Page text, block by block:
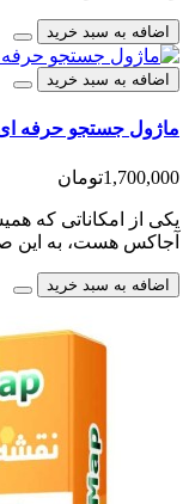
اضافه به سبد خرید
اضافه به سبد خرید
ماژول جستجو حرفه
1,700,000تومان
یکی از امکاناتی که
آجاکس هست، به این
اضافه به سبد خرید